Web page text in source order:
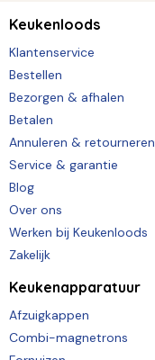
Keukenloods
Klantenservice
Bestellen
Bezorgen & afhalen
Betalen
Annuleren & retourneren
Service & garantie
Blog
Over ons
Werken bij Keukenloods
Zakelijk
Keukenapparatuur
Afzuigkappen
Combi-magnetrons